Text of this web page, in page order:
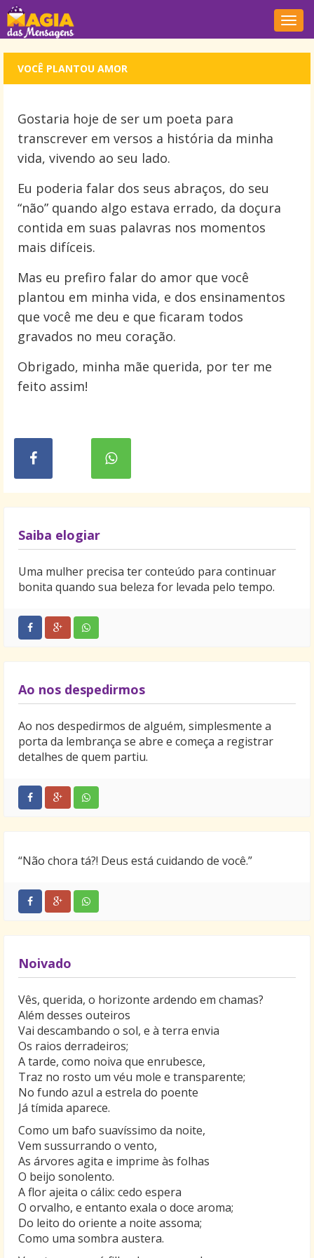
VOCÊ PLANTOU AMOR
Gostaria hoje de ser um poeta para
transcrever em versos a história da minha
vida, vivendo ao seu lado.
Eu poderia falar dos seus abraços, do seu
“não” quando algo estava errado, da doçura
contida em suas palavras nos momentos
mais difíceis.
Mas eu prefiro falar do amor que você
plantou em minha vida, e dos ensinamentos
que você me deu e que ficaram todos
gravados no meu coração.
Obrigado, minha mãe querida, por ter me
feito assim!
Saiba elogiar
Uma mulher precisa ter conteúdo para continuar
bonita quando sua beleza for levada pelo tempo.
Ao nos despedirmos
Ao nos despedirmos de alguém, simplesmente a
porta da lembrança se abre e começa a registrar
detalhes de quem partiu.
“Não chora tá?! Deus está cuidando de você.”
Noivado
Vês, querida, o horizonte ardendo em chamas?
Além desses outeiros
Vai descambando o sol, e à terra envia
Os raios derradeiros;
A tarde, como noiva que enrubesce,
Traz no rosto um véu mole e transparente;
No fundo azul a estrela do poente
Já tímida aparece.
Como um bafo suavíssimo da noite,
Vem sussurrando o vento,
As árvores agita e imprime às folhas
O beijo sonolento.
A flor ajeita o cálix: cedo espera
O orvalho, e entanto exala o doce aroma;
Do leito do oriente a noite assoma;
Como uma sombra austera.